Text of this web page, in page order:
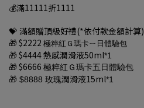
💰滿11111折1111
💝 滿額贈頂級好禮(*依付款金額計算)
🎁 $2222 極粹紅Ｇ瑪卡ㄧ日體驗包
🎁 $4444 熱感潤滑液50ml*1
🎁 $6666 極粹紅Ｇ瑪卡五日體驗包
🎁 $8888 玫瑰潤滑液15ml*1